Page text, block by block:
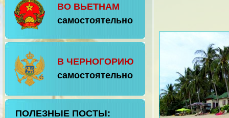
ВО ВЬЕТНАМ
самостоятельно
В ЧЕРНОГОРИЮ
самостоятельно
ПОЛЕЗНЫЕ ПОСТЫ: